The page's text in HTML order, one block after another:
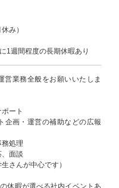
み）
1週間程度の長期休暇あり
営業務全般をお願いいたしま
ート
企画・運営の補助などの広報
務処理
、面談
さんが中心です）
休暇が選べる社内イベントあ